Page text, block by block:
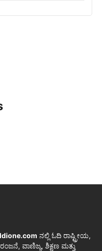
ನಲ್ಲಿ ಓದಿ ರಾಷ್ಟ್ರೀಯ,
ವಾಣಿಜ್ಯ, ಶಿಕ್ಷಣ ಮತ್ತು